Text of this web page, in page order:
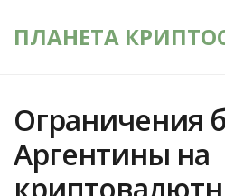
ПЛАНЕТА
Ограничения
Аргентины на